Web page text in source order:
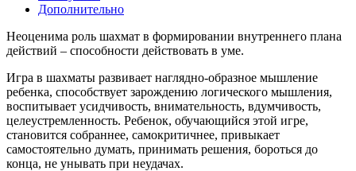
Дополнительно
Неоценима роль шахмат в формировании внутреннего плана
действий – способности действовать в уме.
Игра в шахматы развивает наглядно-образное мышление
ребенка, способствует зарождению логического мышления,
воспитывает усидчивость, внимательность, вдумчивость,
целеустремленность. Ребенок, обучающийся этой игре,
становится собраннее, самокритичнее, привыкает
самостоятельно думать, принимать решения, бороться до
конца, не унывать при неудачах.